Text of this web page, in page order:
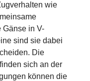
wie
Gänse in V-
sind sie dabei
Die
sich an der
können die